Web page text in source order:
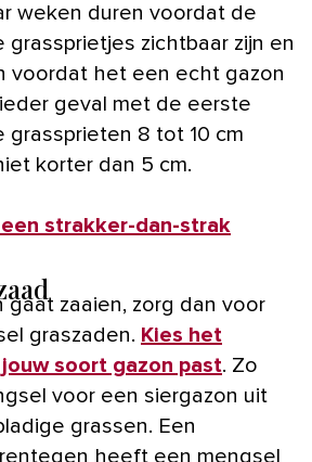
weken duren voordat de
grassprietjes zichtbaar zijn en
voordat het een echt gazon
geval met de eerste
grassprieten 8 tot 10 cm
korter dan 5 cm.
strakker-dan-strak
gaat zaaien, zorg dan voor
graszaden. Kies het
soort gazon past. Zo
voor een siergazon uit
grassen. Een
heeft een mengsel